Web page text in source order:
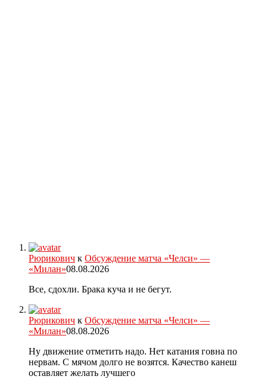
Рюрикович к Обсуждение матча «Челси» —
«Милан»08.08.2026
Все, сдохли. Брака куча и не бегут.
Рюрикович к Обсуждение матча «Челси» —
«Милан»08.08.2026
Ну движение отметить надо. Нет катания говна по
нервам. С мячом долго не возятся. Качество канеш
оставляет желать лучшего